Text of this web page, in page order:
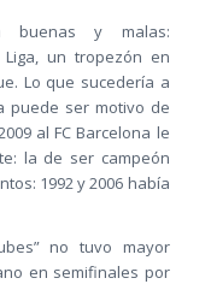
buenas y malas:
un tropezón en
Lo que sucedería a
puede ser motivo de
al FC Barcelona le
la de ser campeón
1992 y 2006 había
no tuvo mayor
en semifinales por